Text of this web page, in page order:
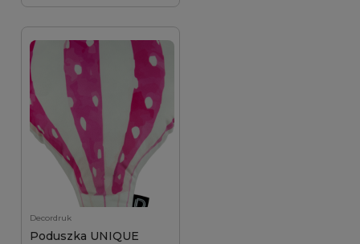
Decordruk
Poduszka UNIQUE